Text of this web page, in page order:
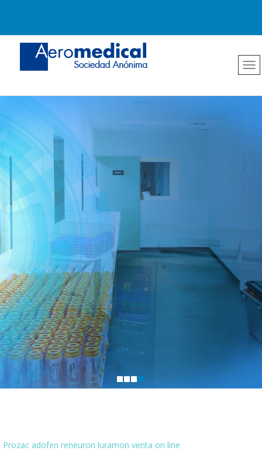
Prozac adofen reneuron luramon venta on line